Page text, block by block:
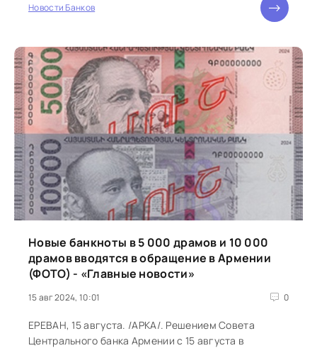
Новости Банков
Новые банкноты в 5 000 драмов и 10 000
драмов вводятся в обращение в Армении
(ФОТО) - «Главные новости»
15 авг 2024, 10:01 0
ЕРЕВАН, 15 августа. /АРКА/. Решением Совета
Центрального банка Армении с 15 августа в